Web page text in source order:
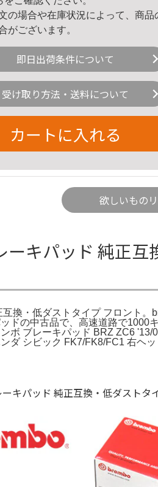
の場合や在庫状況によって、商品
がございます。
即日出荷条件について
受け取り方法・送料について
カートに入れる
欲しいもの
キパッド 純正互
換・低ダストタイプ フロント。
ドの中古品で、高速道路で1000
ボ ブレーキパッド BRZ ZC6 '13/
ダ シビック FK7/FK8/FC1 右ヘ